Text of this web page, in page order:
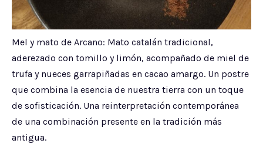
Mel y mato de Arcano: Mato catalán tradicional,
aderezado con tomillo y limón, acompañado de miel de
trufa y nueces garrapiñadas en cacao amargo. Un postre
que combina la esencia de nuestra tierra con un toque
de sofisticación. Una reinterpretación contemporánea
de una combinación presente en la tradición más
antigua.